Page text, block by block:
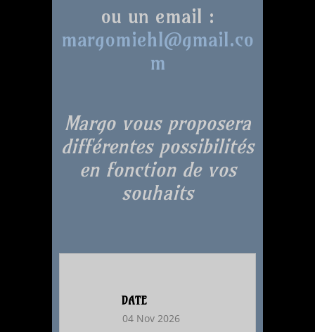
ou un email :
margomiehl@gmail.co
m
Margo vous proposera
différentes possibilités
en fonction de vos
souhaits
DATE
04 Nov 2026